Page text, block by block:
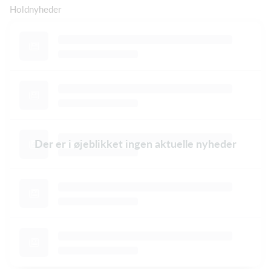
Holdnyheder
Der er i øjeblikket ingen aktuelle nyheder